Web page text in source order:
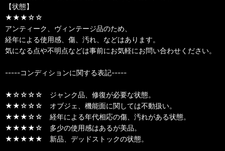
【状態】
★★★☆☆
アンティーク、ヴィンテージ品のため、
経年による使用感、傷、汚れ、などはあります。
気になる点や不明点などは事前にお気軽にお問い合わせください。
-----コンディションに関する表記-----
★☆☆☆☆ ジャンク品、修復が必要な状態。
★★☆☆☆ オブジェ、機能面に関しては不動扱い。
★★★☆☆ 経年による年代相応の傷、汚れがある状態。
★★★★☆ 多少の使用感はあるが美品。
★★★★★ 新品、デッドストックの状態。